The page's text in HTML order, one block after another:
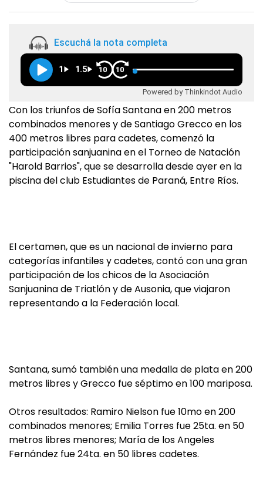
Escuchá la nota completa
1 1.5 10 10
Powered by Thinkindot Audio
Con los triunfos de Sofía Santana en 200 metros
combinados menores y de Santiago Grecco en los
400 metros libres para cadetes, comenzó la
participación sanjuanina en el Torneo de Natación
"Harold Barrios", que se desarrolla desde ayer en la
piscina del club Estudiantes de Paraná, Entre Ríos.
El certamen, que es un nacional de invierno para
categorías infantiles y cadetes, contó con una gran
participación de los chicos de la Asociación
Sanjuanina de Triatlón y de Ausonia, que viajaron
representando a la Federación local.
Santana, sumó también una medalla de plata en 200
metros libres y Grecco fue séptimo en 100 mariposa.
Otros resultados: Ramiro Nielson fue 10mo en 200
combinados menores; Emilia Torres fue 25ta. en 50
metros libres menores; María de los Angeles
Fernández fue 24ta. en 50 libres cadetes.